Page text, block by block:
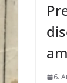
6.